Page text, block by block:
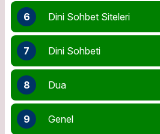
6 Dini Sohbet Siteleri
7 Dini Sohbeti
8 Dua
9 Genel